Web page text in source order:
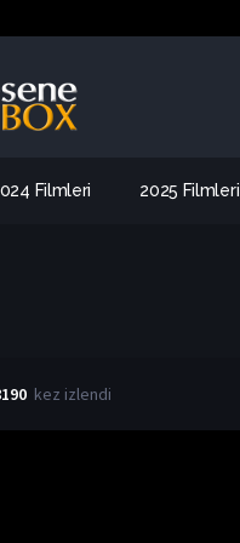
Filmleri 2025 Filmleri
kez izlendi